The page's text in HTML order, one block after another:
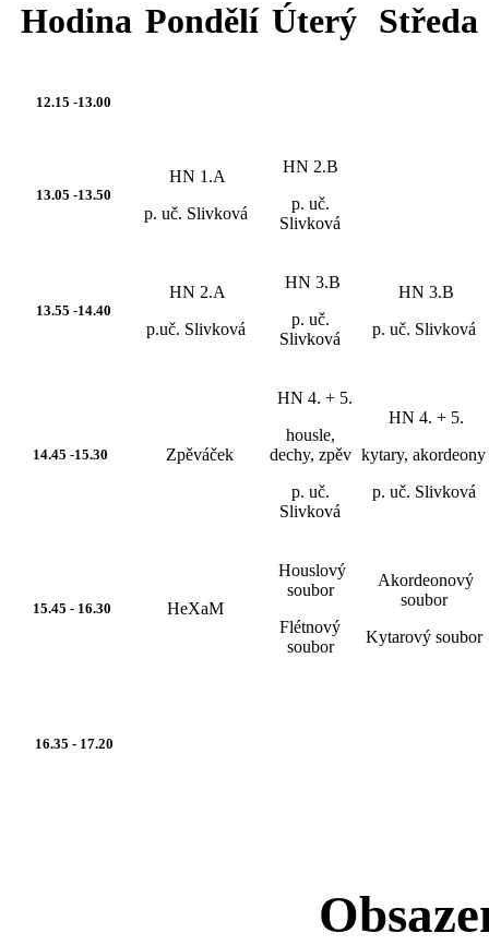
Hodina Pondělí Úterý Středa
12.15 -13.00
13.05 -13.50
HN 1.A
p. uč. Slivková
HN 2.B
p. uč.
Slivková
13.55 -14.40
HN 2.A
p.uč. Slivková
HN 3.B
p. uč.
Slivková
HN 3.B
p. uč. Slivková
14.45 -15.30 Zpěváček
HN 4. + 5.
housle,
dechy, zpěv
p. uč.
Slivková
HN 4. + 5.
kytary, akordeony
p. uč. Slivková
15.45 - 16.30 HeXaM
Houslový
soubor
Flétnový
soubor
Akordeonový
soubor
Kytarový soubor
16.35 - 17.20